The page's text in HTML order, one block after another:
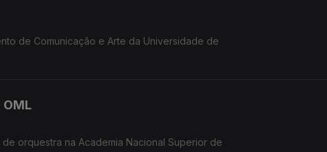
de Comunicação e Arte da Universidade de
orquestra na Academia Nacional Superior de